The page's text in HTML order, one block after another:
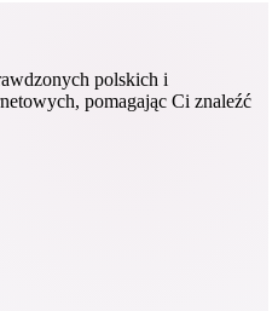
polskich i
pomagając Ci znaleźć